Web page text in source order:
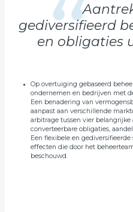
gediversifieerd
en obligaties
Op overtuiging gebaseerd
ondernemen en bedrijven met
Een benadering van
aanpast aan verschillende
arbitrage tussen vier belangrijke
converteerbare obligaties,
Een flexibele en
effecten die door het
beschouwd.